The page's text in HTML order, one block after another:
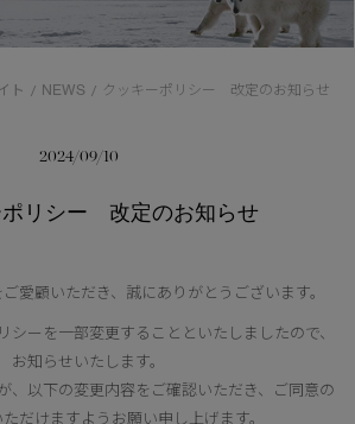
26 コレクションLOOK
モデル
ンジャパンTシャツ
26 コレクションLOOK
モデル
ンジャパンTシャツ
GOOSE Generationsは、アウター
詳しく見る
下取り申請
ト / NEWS / クッキーポリシー 改定のお知らせ
2024/09/10
ポリシー 改定のお知らせ
愛顧いただき、誠にありがとうございます。
シーを一部変更することといたしましたので、
お知らせいたします。
、以下の変更内容をご確認いただき、ご同意の
ただけますようお願い申し上げます。